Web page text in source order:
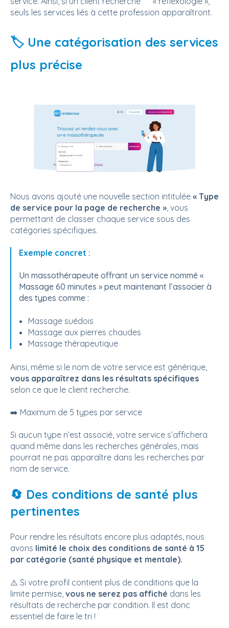
seuls les services liés à cette profession apparaîtront.
🏷️ Une catégorisation des services
plus précise
Nous avons ajouté une nouvelle section intitulée « Type
de service pour la page de recherche » , vous
permettant de classer chaque service sous des
catégories spécifiques.
Exemple concret :
Un massothérapeute offrant un service nommé «
Massage 60 minutes » peut maintenant l’associer à
des types comme :
Massage suédois
Massage aux pierres chaudes
Massage thérapeutique
Ainsi, même si le nom de votre service est générique,
vous apparaîtrez dans les résultats spécifiques
selon ce que le client recherche.
➡️ Maximum de 5 types par service
Si aucun type n’est associé, votre service s’affichera
quand même dans les recherches générales, mais
pourrait ne pas apparaître dans les recherches par
nom de service.
🔄 Des conditions de santé plus
pertinentes
Pour rendre les résultats encore plus adaptés, nous
avons limité le choix des conditions de santé à 15
par catégorie (santé physique et mentale).
⚠️ Si votre profil contient plus de conditions que la
limite permise, vous ne serez pas affiché dans les
résultats de recherche par condition. Il est donc
essentiel de faire le tri !